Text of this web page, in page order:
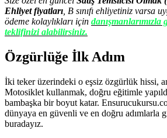
Ehliyet fiyatları , B sınıfı ehliyetiniz varsa
ödeme kolaylıkları için danışmanlarımızla
teklifinizi alabilirsiniz.
Özgürlüğe İlk Adım
İki teker üzerindeki o eşsiz özgürlük hissi,
Motosiklet kullanmak, doğru eğitimle
bambaşka bir boyut katar.
dünyaya en güvenli ve en doğru adımlarla
buradayız.